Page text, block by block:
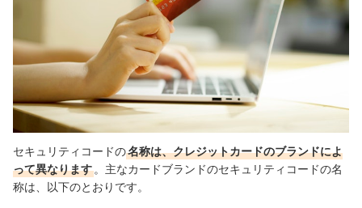
セキュリティコードの名称は、クレジットカードのブランドによ
って異なります 。主なカードブランドのセキュリティコードの名
称は、以下のとおりです。